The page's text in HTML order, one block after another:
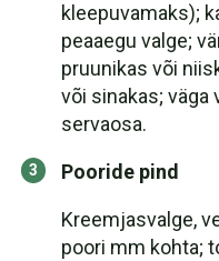
kleepuvamaks);
peaaegu valge;
pruunikas või
või sinakas;
servaosa.
Pooride pind
Kreemjasvalge,
poori mm kohta;